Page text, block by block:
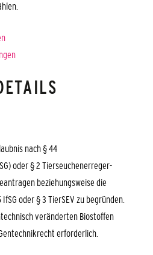
nach § 44
oder § 2 Tierseuchenerreger-
beziehungsweise die
oder § 3 TierSEV zu begründen.
veränderten Biostoffen
erforderlich.